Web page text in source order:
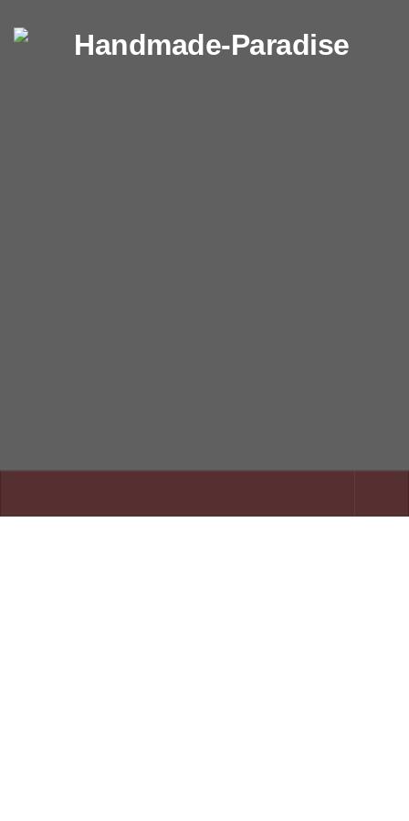
Перейти к содержимому